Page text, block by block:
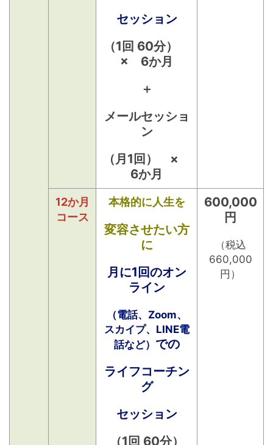
セッション
（1回 60分）
× 6か月
＋
メールセッショ
ン
（月1回） ×
6か月
12か月
コース
本格的に人生を
変容させたい方
に
月に1回のオン
ライン
（電話、Zoom、
スカイプ、LINE電
話など） での
ライフコーチン
グ
セッション
（1回 60分）
600,000
円
（税込
660,000
円）